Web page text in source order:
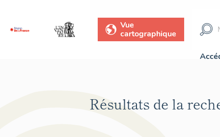
Vue
cartographique
Résultats de la